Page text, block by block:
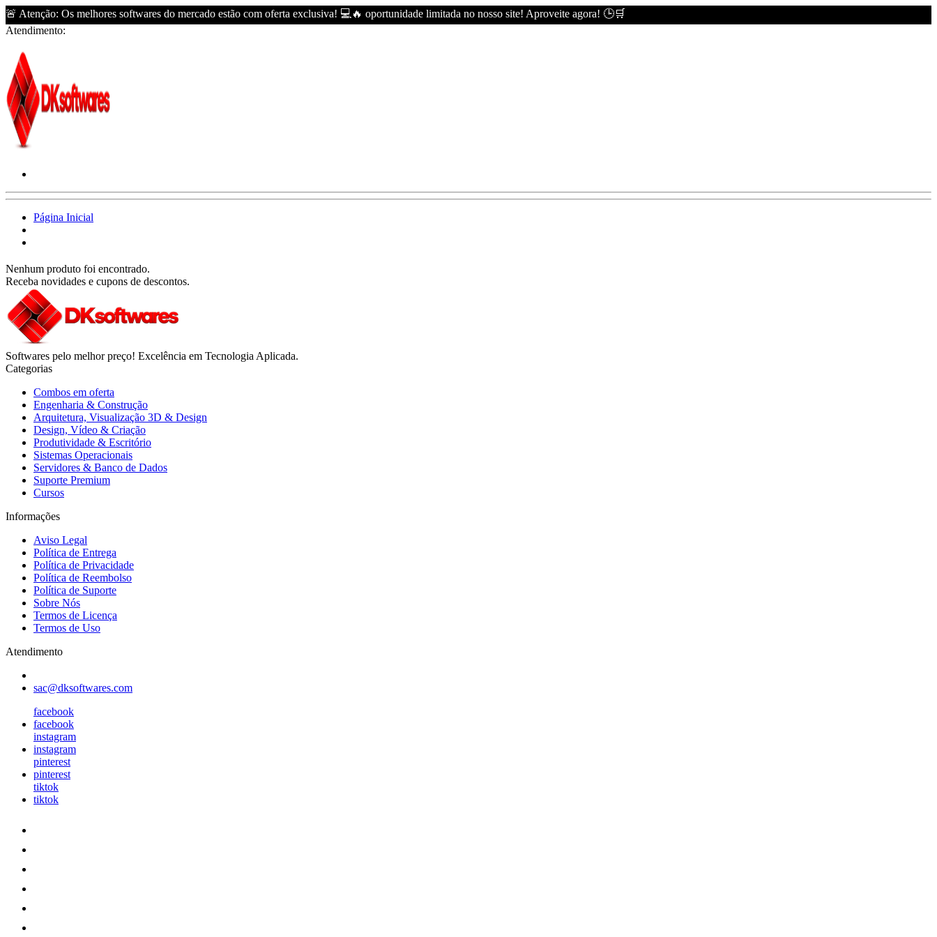
🚨 Atenção: Os melhores softwares do mercado estão com oferta exclusiva! 💻🔥 oportunidade limitada no nosso site! Aproveite agora! 🕒🛒
Atendimento:
Página Inicial
Nenhum produto foi encontrado.
Receba novidades e cupons de descontos.
Softwares pelo melhor preço! Excelência em Tecnologia Aplicada.
Categorias
Combos em oferta
Engenharia & Construção
Arquitetura, Visualização 3D & Design
Design, Vídeo & Criação
Produtividade & Escritório
Sistemas Operacionais
Servidores & Banco de Dados
Suporte Premium
Cursos
Informações
Aviso Legal
Política de Entrega
Política de Privacidade
Política de Reembolso
Política de Suporte
Sobre Nós
Termos de Licença
Termos de Uso
Atendimento
sac@dksoftwares.com
facebook
facebook
instagram
instagram
pinterest
pinterest
tiktok
tiktok